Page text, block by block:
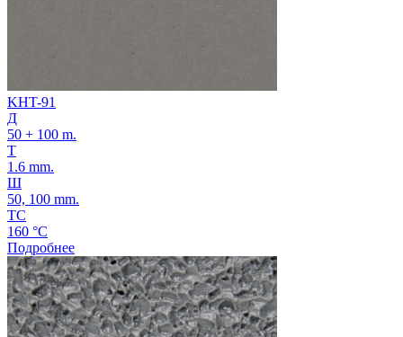
KHT-91
Д
50 + 100 m.
Т
1.6 mm.
Ш
50, 100 mm.
ТС
160 °C
Подробнее